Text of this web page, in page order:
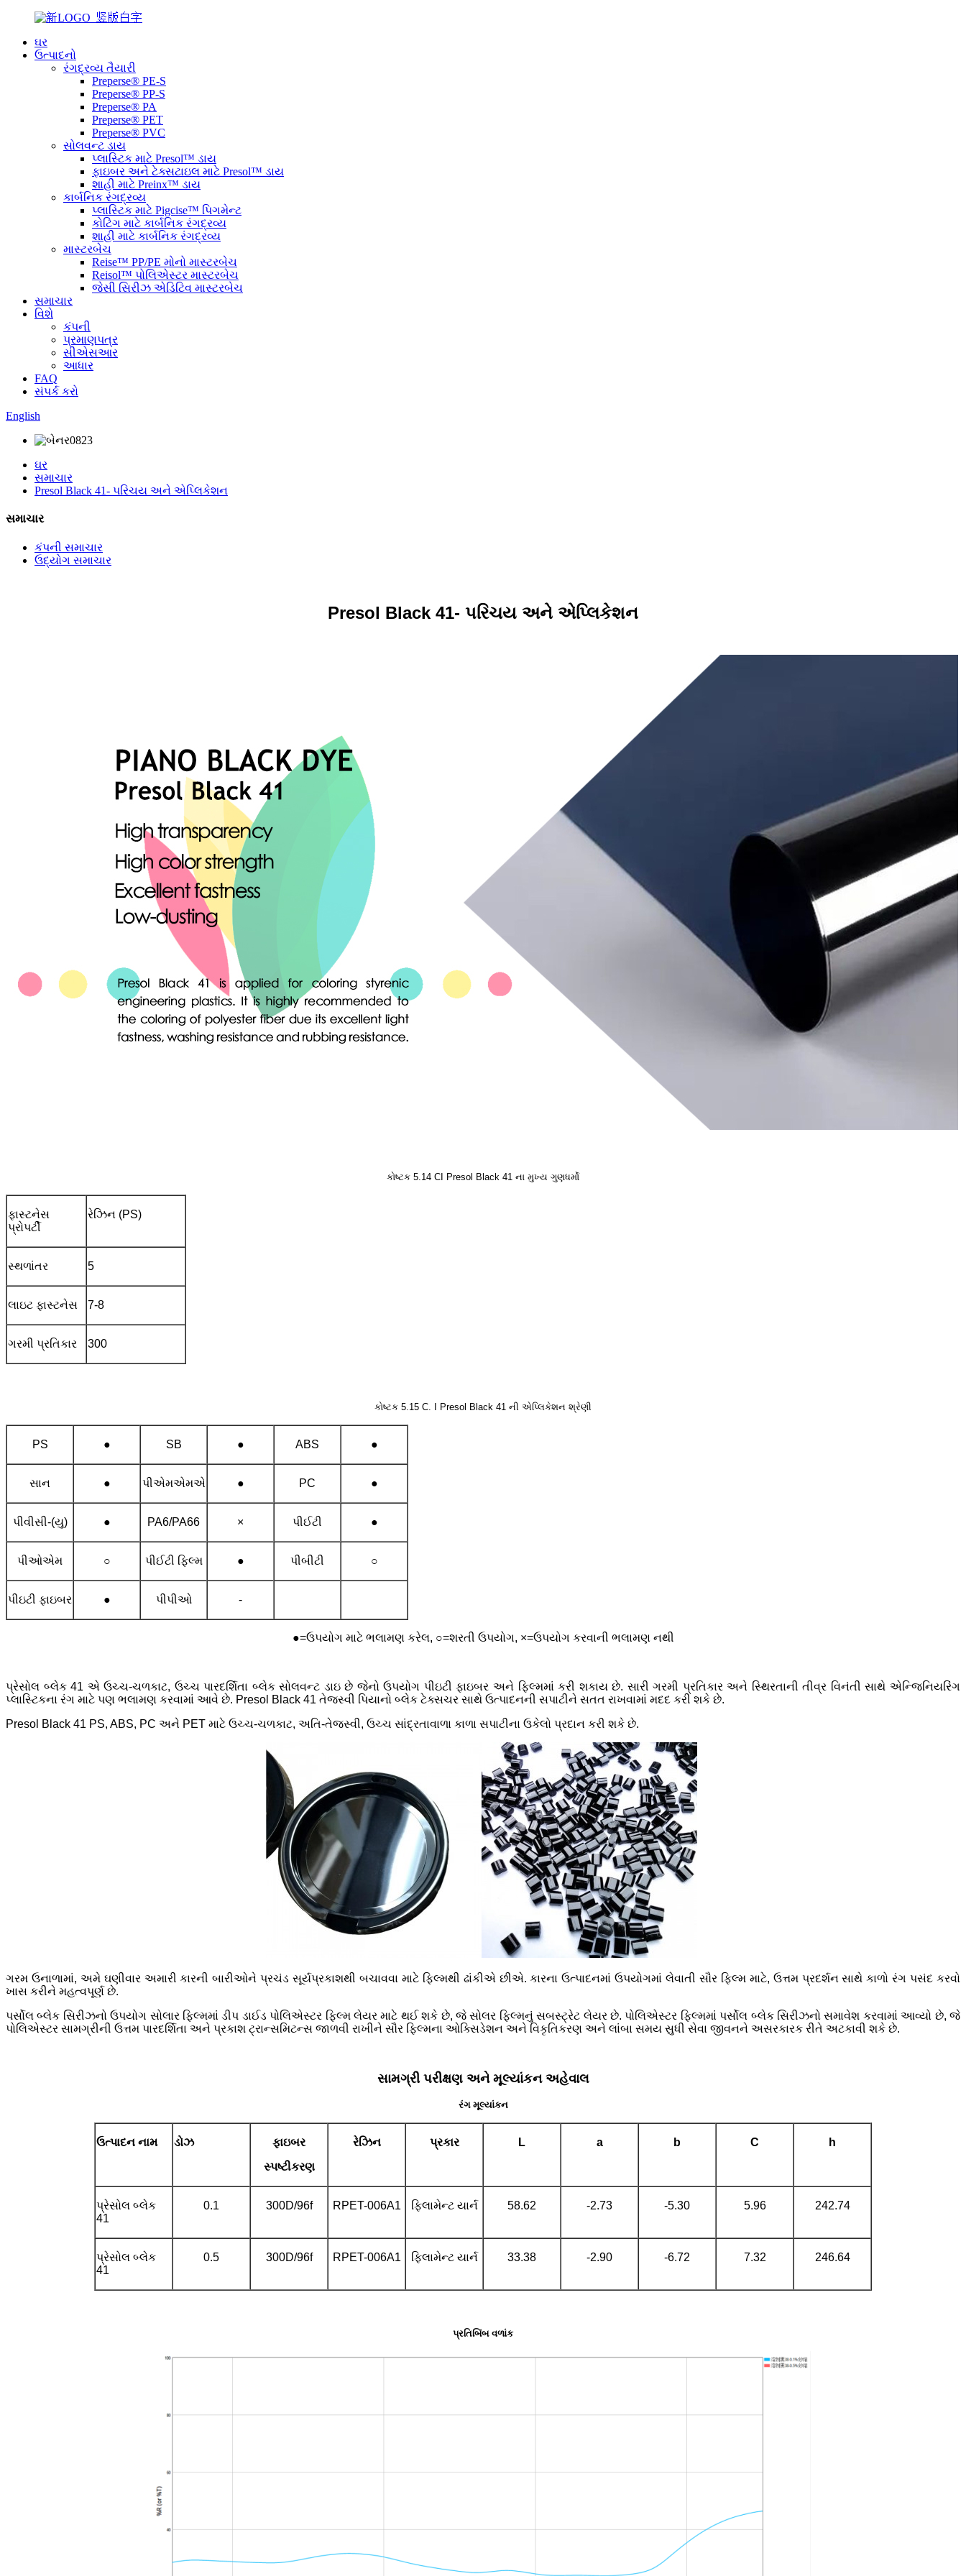
ઘર
ઉત્પાદનો
રંગદ્રવ્ય તૈયારી
Preperse® PE-S
Preperse® PP-S
Preperse® PA
Preperse® PET
Preperse® PVC
સોલવન્ટ ડાય
પ્લાસ્ટિક માટે Presol™ ડાય
ફાઇબર અને ટેક્સટાઇલ માટે Presol™ ડાય
શાહી માટે Preinx™ ડાય
કાર્બનિક રંગદ્રવ્ય
પ્લાસ્ટિક માટે Pigcise™ પિગમેન્ટ
કોટિંગ માટે કાર્બનિક રંગદ્રવ્ય
શાહી માટે કાર્બનિક રંગદ્રવ્ય
માસ્ટરબેચ
Reise™ PP/PE મોનો માસ્ટરબેચ
Reisol™ પોલિએસ્ટર માસ્ટરબેચ
જેસી સિરીઝ એડિટિવ માસ્ટરબેચ
સમાચાર
વિશે
કંપની
પ્રમાણપત્ર
સીએસઆર
આધાર
FAQ
સંપર્ક કરો
English
ઘર
સમાચાર
Presol Black 41- પરિચય અને એપ્લિકેશન
સમાચાર
કંપની સમાચાર
ઉદ્યોગ સમાચાર
Presol Black 41- પરિચય અને એપ્લિકેશન
કોષ્ટક 5.14 CI Presol Black 41 ના મુખ્ય ગુણધર્મો
ફાસ્ટનેસ
પ્રોપર્ટી
રેઝિન (PS)
સ્થળાંતર 5
લાઇટ ફાસ્ટનેસ 7-8
ગરમી પ્રતિકાર 300
કોષ્ટક 5.15 C. I Presol Black 41 ની એપ્લિકેશન શ્રેણી
PS ● SB ● ABS ●
સાન ● પીએમએમએ ● PC ●
પીવીસી-(યુ) ● PA6/PA66 × પીઈટી ●
પીઓએમ ○ પીઈટી ફિલ્મ ● પીબીટી ○
પીઇટી ફાઇબર ● પીપીઓ -
●=ઉપયોગ માટે ભલામણ કરેલ, ○=શરતી ઉપયોગ, ×=ઉપયોગ કરવાની ભલામણ નથી
પ્રેસોલ બ્લેક 41 એ ઉચ્ચ-ચળકાટ, ઉચ્ચ પારદર્શિતા બ્લેક સોલવન્ટ ડાઇ છે જેનો ઉપયોગ પીઇટી ફાઇબર અને ફિલ્મમાં કરી શકાય છે. સારી ગરમી પ્રતિકાર અને સ્થિરતાની તીવ્ર વિનંતી સાથે એન્જિનિયરિંગ
પ્લાસ્ટિકના રંગ માટે પણ ભલામણ કરવામાં આવે છે. Presol Black 41 તેજસ્વી પિયાનો બ્લેક ટેક્સચર સાથે ઉત્પાદનની સપાટીને સતત રાખવામાં મદદ કરી શકે છે.
Presol Black 41 PS, ABS, PC અને PET માટે ઉચ્ચ-ચળકાટ, અતિ-તેજસ્વી, ઉચ્ચ સાંદ્રતાવાળા કાળા સપાટીના ઉકેલો પ્રદાન કરી શકે છે.
ગરમ ઉનાળામાં, અમે ઘણીવાર અમારી કારની બારીઓને પ્રચંડ સૂર્યપ્રકાશથી બચાવવા માટે ફિલ્મથી ઢાંકીએ છીએ. કારના ઉત્પાદનમાં ઉપયોગમાં લેવાતી સૌર ફિલ્મ માટે, ઉત્તમ પ્રદર્શન સાથે કાળો રંગ પસંદ કરવો
ખાસ કરીને મહત્વપૂર્ણ છે.
પર્સોલ બ્લેક સિરીઝનો ઉપયોગ સોલાર ફિલ્મમાં ડીપ ડાઈડ પોલિએસ્ટર ફિલ્મ લેયર માટે થઈ શકે છે, જે સોલર ફિલ્મનું સબસ્ટ્રેટ લેયર છે. પોલિએસ્ટર ફિલ્મમાં પર્સોલ બ્લેક સિરીઝનો સમાવેશ કરવામાં આવ્યો છે, જે
પોલિએસ્ટર સામગ્રીની ઉત્તમ પારદર્શિતા અને પ્રકાશ ટ્રાન્સમિટન્સ જાળવી રાખીને સૌર ફિલ્મના ઓક્સિડેશન અને વિકૃતિકરણ અને લાંબા સમય સુધી સેવા જીવનને અસરકારક રીતે અટકાવી શકે છે.
સામગ્રી પરીક્ષણ અને મૂલ્યાંકન અહેવાલ
રંગ મૂલ્યાંકન
ઉત્પાદન નામ ડોઝ
ફાઇબર
સ્પષ્ટીકરણ
રેઝિન પ્રકાર L a b C h
પ્રેસોલ બ્લેક
41
0.1 300D/96f RPET-006A1 ફિલામેન્ટ યાર્ન 58.62 -2.73 -5.30 5.96 242.74
પ્રેસોલ બ્લેક
41
0.5 300D/96f RPET-006A1 ફિલામેન્ટ યાર્ન 33.38 -2.90 -6.72 7.32 246.64
પ્રતિબિંબ વળાંક